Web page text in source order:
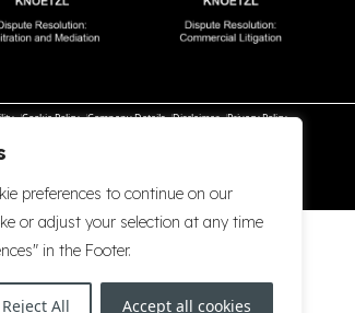
preferences to continue on our
or adjust your selection at any time
in the Footer.
Reject All Accept all cookies
Cookie Policy Company Details Disclaimer Privacy Policy